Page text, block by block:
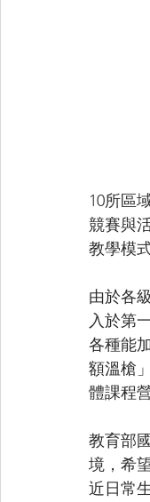
10所區
競賽與
教學模
由於各
入於第
各種能
額溫槍
體課程
教育部
境，希
近日常